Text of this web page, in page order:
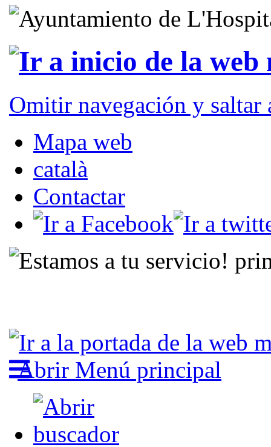
Omitir navegación y
Mapa web
català
Contactar
Abrir Menú principal